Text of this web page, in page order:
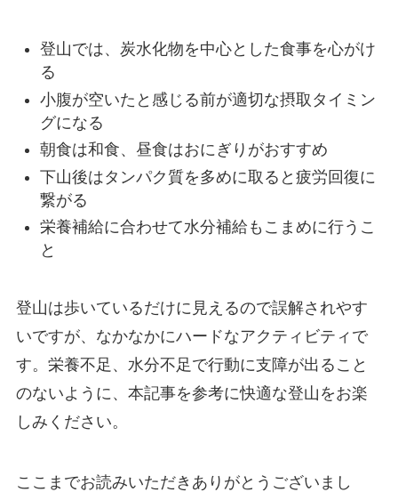
登山では、炭水化物を中心とした食事を心がけ
る
小腹が空いたと感じる前が適切な摂取タイミン
グになる
朝食は和食、昼食はおにぎりがおすすめ
下山後はタンパク質を多めに取ると疲労回復に
繋がる
栄養補給に合わせて水分補給もこまめに行うこ
と
登山は歩いているだけに見えるので誤解されやす
いですが、なかなかにハードなアクティビティで
す。栄養不足、水分不足で行動に支障が出ること
のないように、本記事を参考に快適な登山をお楽
しみください。
ここまでお読みいただきありがとうございまし